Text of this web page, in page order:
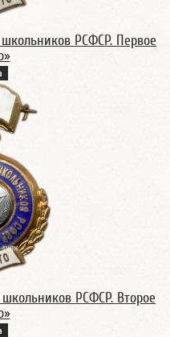
РСФСР. Первое
РСФСР. Второе